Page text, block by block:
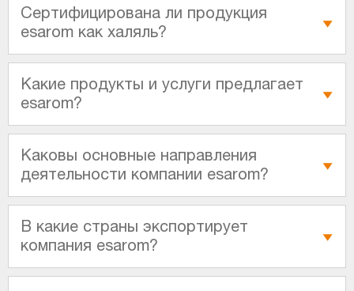
Сертифицирована ли продукция
esarom как халяль?
Какие продукты и услуги предлагает
esarom?
Каковы основные направления
деятельности компании esarom?
В какие страны экспортирует
компания esarom?